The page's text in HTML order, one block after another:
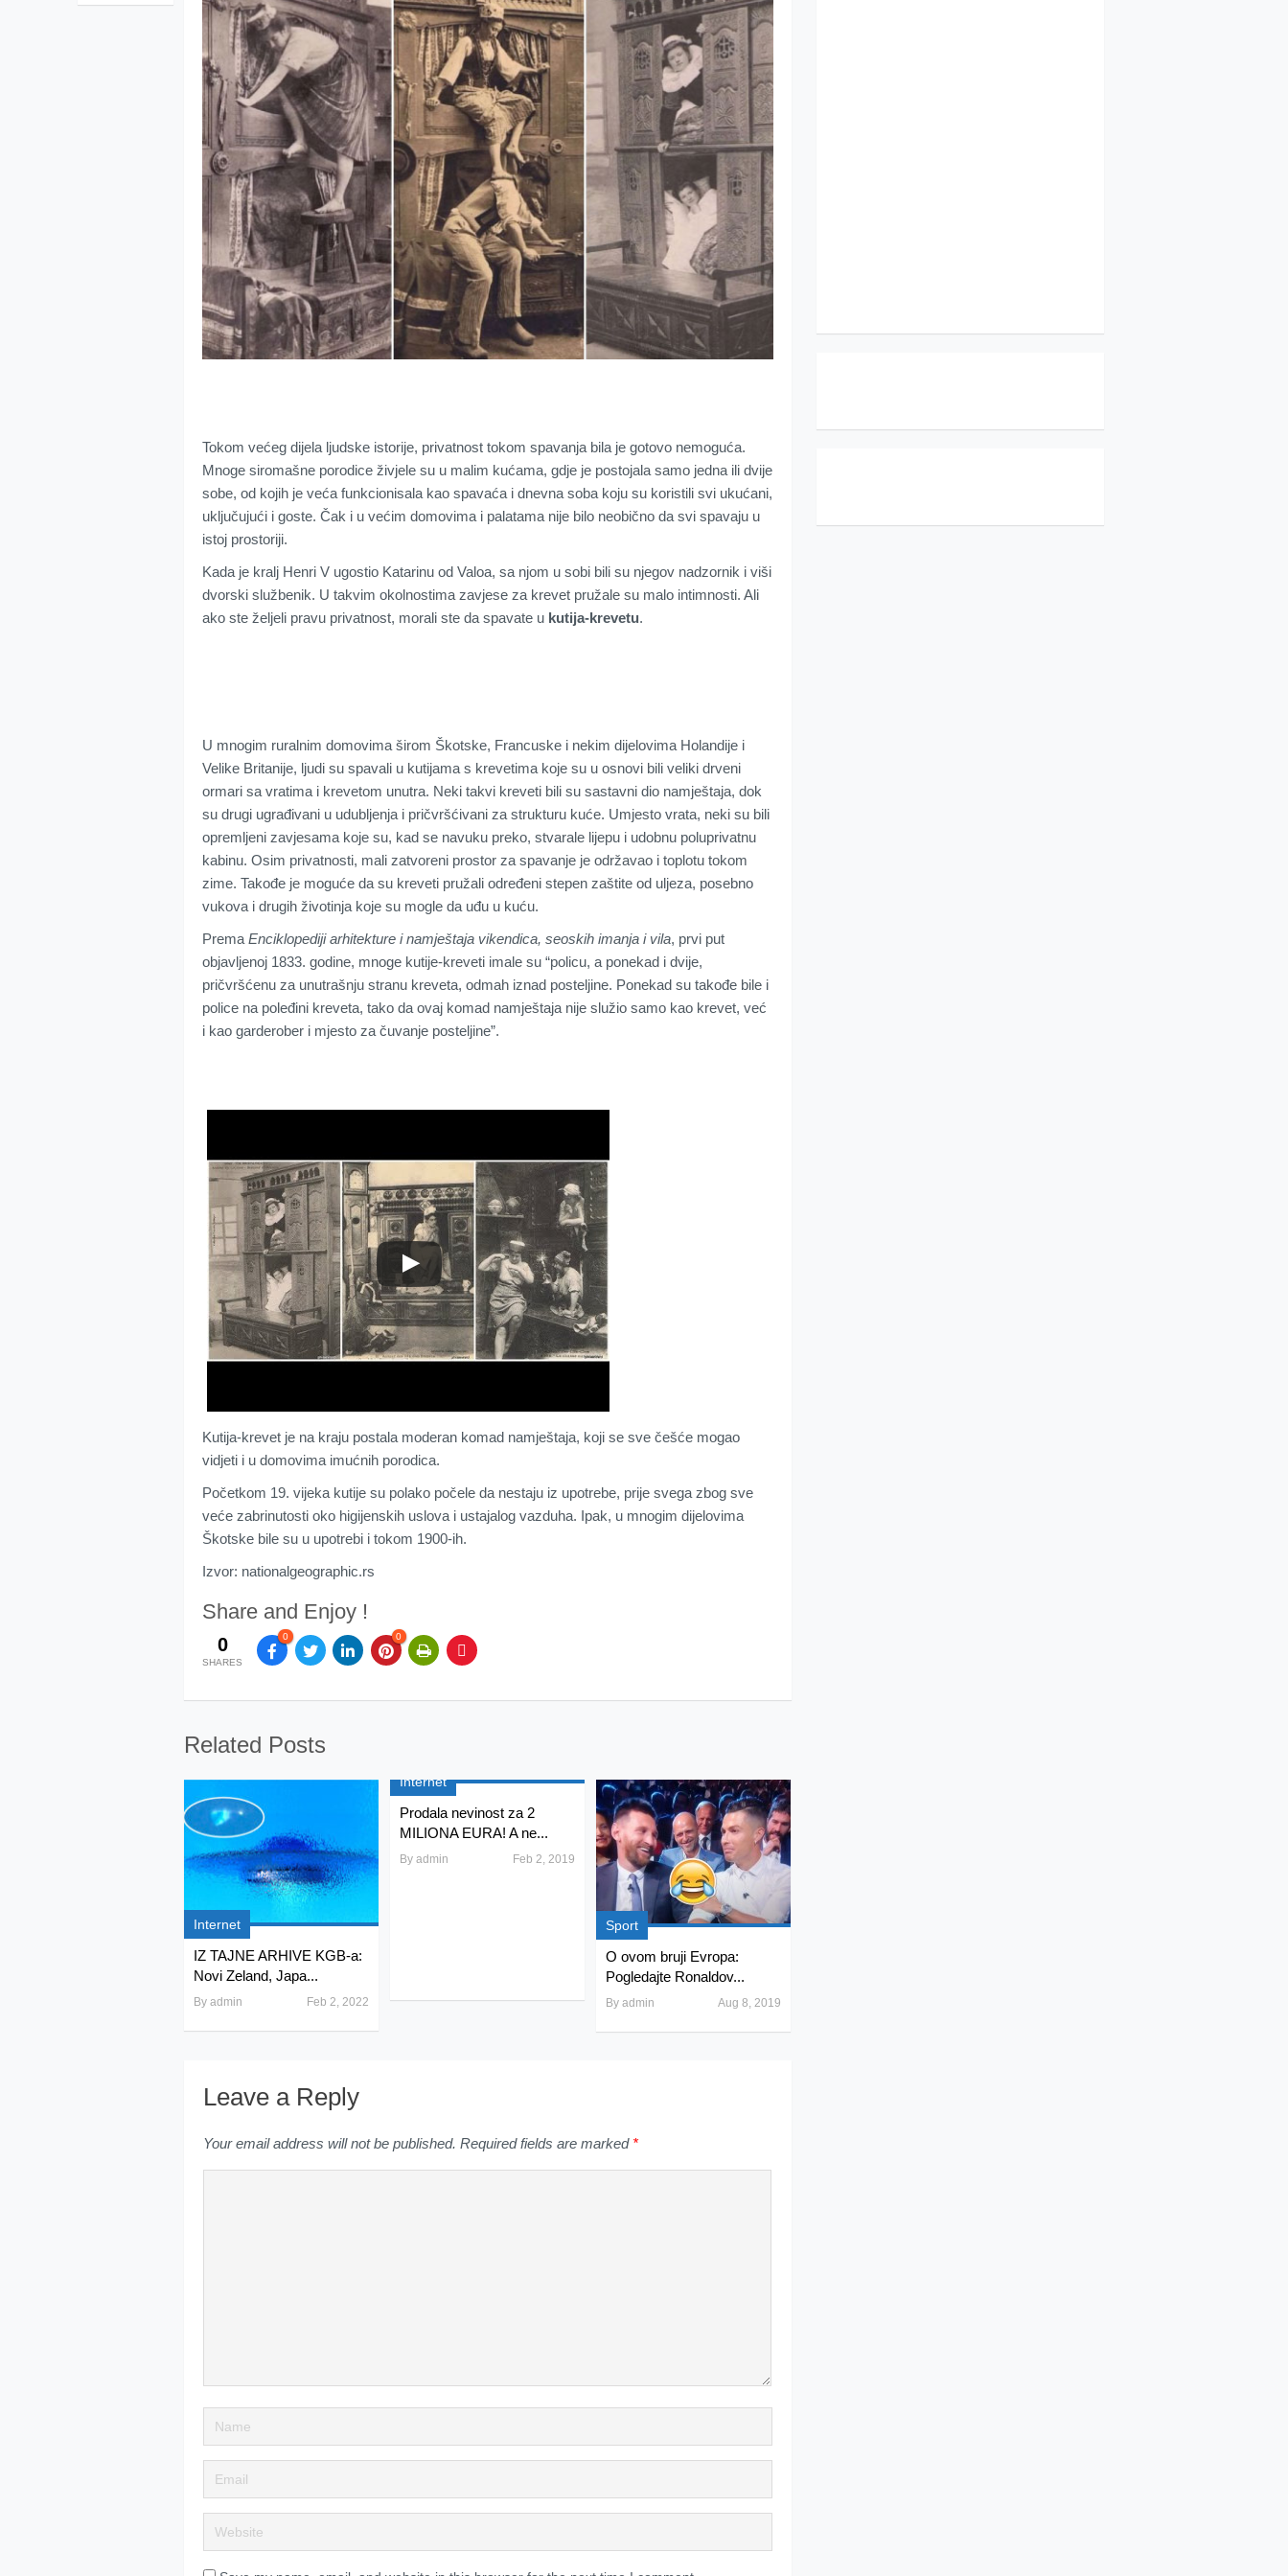
Tokom većeg dijela ljudske istorije, privatnost tokom spavanja bila je gotovo nemoguća.
Mnoge siromašne porodice živjele su u malim kućama, gdje je postojala samo jedna ili dvije
sobe, od kojih je veća funkcionisala kao spavaća i dnevna soba koju su koristili svi ukućani,
uključujući i goste. Čak i u većim domovima i palatama nije bilo neobično da svi spavaju u
istoj prostoriji.
Kada je kralj Henri V ugostio Katarinu od Valoa, sa njom u sobi bili su njegov nadzornik i viši
dvorski službenik. U takvim okolnostima zavjese za krevet pružale su malo intimnosti. Ali
ako ste željeli pravu privatnost, morali ste da spavate u kutija-krevetu.
U mnogim ruralnim domovima širom Škotske, Francuske i nekim dijelovima Holandije i
Velike Britanije, ljudi su spavali u kutijama s krevetima koje su u osnovi bili veliki drveni
ormari sa vratima i krevetom unutra. Neki takvi kreveti bili su sastavni dio namještaja, dok
su drugi ugrađivani u udubljenja i pričvršćivani za strukturu kuće. Umjesto vrata, neki su bili
opremljeni zavjesama koje su, kad se navuku preko, stvarale lijepu i udobnu poluprivatnu
kabinu. Osim privatnosti, mali zatvoreni prostor za spavanje je održavao i toplotu tokom
zime. Takođe je moguće da su kreveti pružali određeni stepen zaštite od uljeza, posebno
vukova i drugih životinja koje su mogle da uđu u kuću.
Prema Enciklopediji arhitekture i namještaja vikendica, seoskih imanja i vila, prvi put
objavljenoj 1833. godine, mnoge kutije-kreveti imale su “policu, a ponekad i dvije,
pričvršćenu za unutrašnju stranu kreveta, odmah iznad posteljine. Ponekad su takođe bile i
police na poleđini kreveta, tako da ovaj komad namještaja nije služio samo kao krevet, već
i kao garderober i mjesto za čuvanje posteljine”.
Kutija-krevet je na kraju postala moderan komad namještaja, koji se sve češće mogao
vidjeti i u domovima imućnih porodica.
Početkom 19. vijeka kutije su polako počele da nestaju iz upotrebe, prije svega zbog sve
veće zabrinutosti oko higijenskih uslova i ustajalog vazduha. Ipak, u mnogim dijelovima
Škotske bile su u upotrebi i tokom 1900-ih.
Izvor: nationalgeographic.rs
Share and Enjoy !
0
SHARES
0 0
Related Posts
Internet
IZ TAJNE ARHIVE KGB-a:
Novi Zeland, Japa...
By admin Feb 2, 2022
Internet
Prodala nevinost za 2
MILIONA EURA! A ne...
By admin Feb 2, 2019
Sport
O ovom bruji Evropa:
Pogledajte Ronaldov...
By admin Aug 8, 2019
Leave a Reply
Your email address will not be published. Required fields are marked *